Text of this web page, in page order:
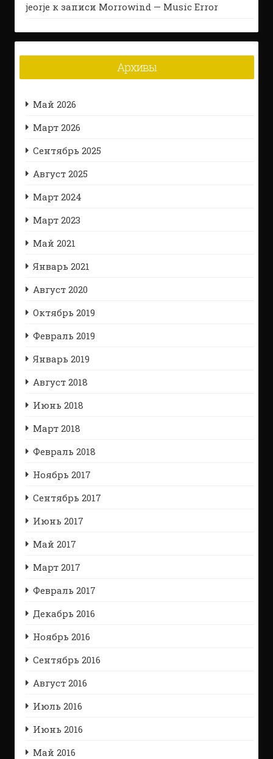
jeorje к записи Morrowind — Music Error
Архивы
Май 2026
Март 2026
Сентябрь 2025
Август 2025
Март 2024
Март 2023
Май 2021
Январь 2021
Август 2020
Октябрь 2019
Февраль 2019
Январь 2019
Август 2018
Июнь 2018
Март 2018
Февраль 2018
Ноябрь 2017
Сентябрь 2017
Июнь 2017
Май 2017
Март 2017
Февраль 2017
Декабрь 2016
Ноябрь 2016
Сентябрь 2016
Август 2016
Июль 2016
Июнь 2016
Май 2016